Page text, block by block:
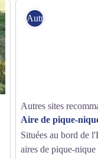
Autres sites
Autres sites
Aire de pique-
Situées au bord de
aires de pique-